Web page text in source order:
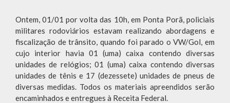
Ontem, 01/01 por volta das 10h, em Ponta Porã, policiais
militares rodoviários estavam realizando abordagens e
fiscalização de trânsito, quando foi parado o VW/Gol, em
cujo interior havia 01 (uma) caixa contendo diversas
unidades de relógios; 01 (uma) caixa contendo diversas
unidades de tênis e 17 (dezessete) unidades de pneus de
diversas medidas. Todos os materiais apreendidos serão
encaminhados e entregues à Receita Federal.